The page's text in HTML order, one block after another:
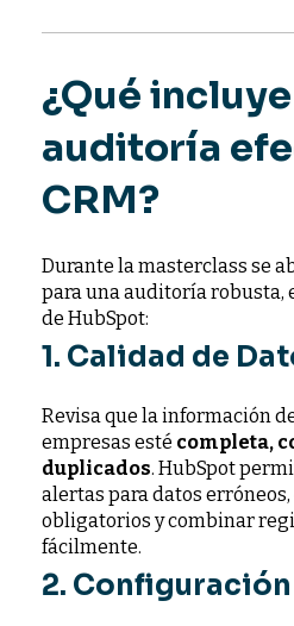
¿Qué
auditoría
CRM?
Durante la masterclass se
para una auditoría robusta,
de HubSpot:
1. Calidad de
Revisa que la información
empresas esté completa,
duplicados. HubSpot
alertas para datos
obligatorios y combinar
fácilmente.
2. Configuración